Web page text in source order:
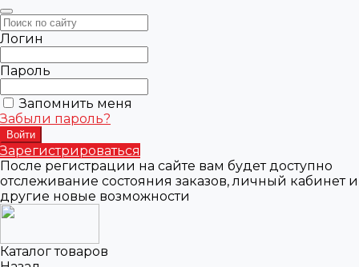
Логин
Пароль
Запомнить меня
Забыли пароль?
Зарегистрироваться
После регистрации на сайте вам будет доступно
отслеживание состояния заказов, личный кабинет и
другие новые возможности
Каталог товаров